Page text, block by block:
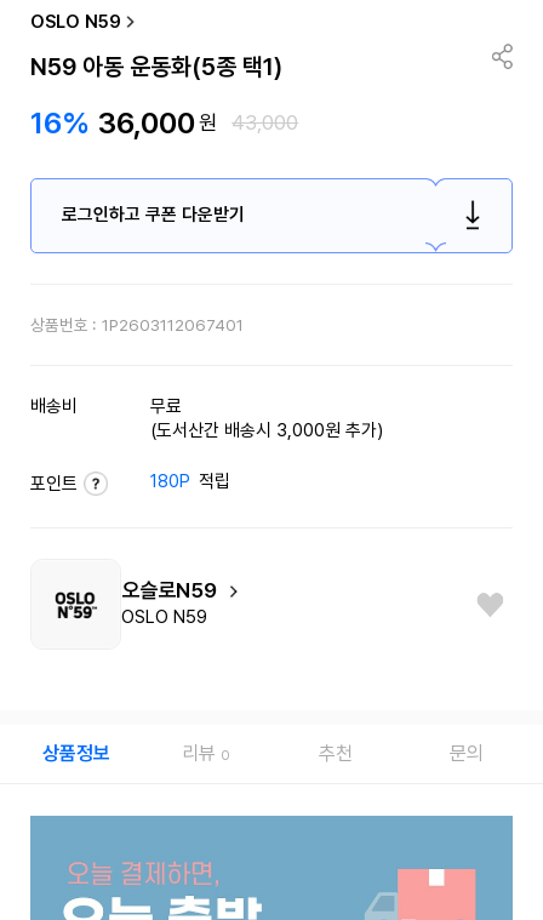
OSLO N59
N59 아동 운동화(5종 택1)
16% 36,000원 43,000
로그인하고 쿠폰 다운받기
상품번호 : 1P2603112067401
배송비
무료
(도서산간 배송시 3,000원 추가)
포인트 180P 적립
오슬로N59
OSLO N59
상품정보 리뷰 0 추천 문의